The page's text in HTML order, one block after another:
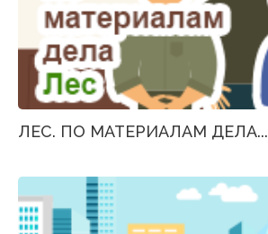
ЛЕС. ПО МАТЕРИАЛАМ ДЕЛА...